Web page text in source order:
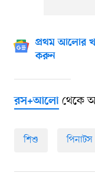
প্রথম আলোর
করুন
রস+আলোথেকে
শিশু পিনাটস